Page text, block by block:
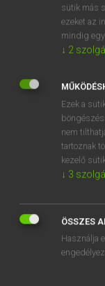
EURÓPAI UNIÓS
Kapcsolódó anyagok
régimes à
régimes
régimes d’aide à
sütik más
ezeket az
mindig
↓ 2
Ezek a
nem
tartoznak
kezelő
↓ 3
ÖSSZES
Használja